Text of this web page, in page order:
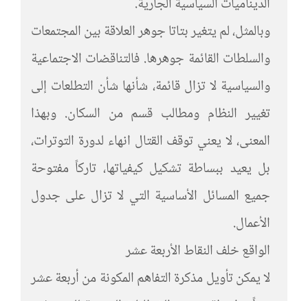
وبالمثل، لم يتغير بتاتا جوهر العلاقة بين المجتمعات
والسلطات القائمة جوهرها. فالتناقضات الاجتماعية
والسياسية لا تزال قائمة، شأنها شأن التطلعات إلى
تغيير النظام ومطالب قسم من السكان. وبهذا
المعنى، لا يعني توقف القتال انهاء لدورة التوترات،
بل يعيد ببساطة تشكيل كيفياتها، تاركاً مفتوحة
جميع المسائل الأساسية التي لا تزال على جدول
الأعمال.
الواقع خلف النقاط الأربعة عشر
لا يمكن تأويل مذكرة التفاهم المكونة من أربعة عشر